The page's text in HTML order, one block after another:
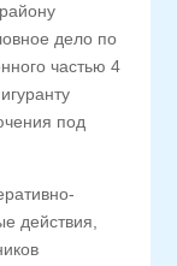
дело по
частью 4
под
действия,